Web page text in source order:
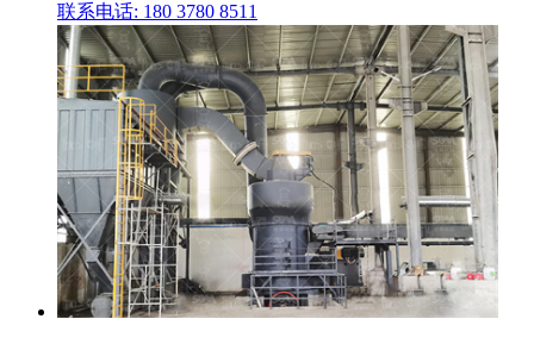
联系电话: 180 3780 8511